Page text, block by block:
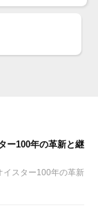
ー100年の革新と継
イスター100年の革新